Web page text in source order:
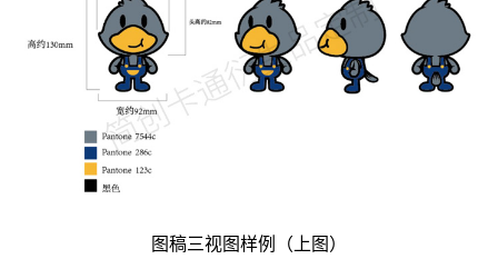
图稿三视图样例（上图）